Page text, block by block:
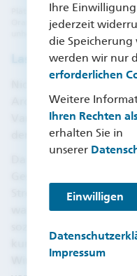
Ihre
jederzeit
die Speicherung
werden wir nur
erforderlichen
Weitere
Ihren Rechten
erhalten Sie in
unserer
Einwilligen
Impressum
Plätzchen gehören einfach zu
Orange, Zimt, Schokolade oder
unheimlich groß.
Last-Minute-
Aromen und Düfte der
Vanille, Orange, Zimt
den weihnachtlichen
Da die
Stress ausarten kann,
wandelbares Rezept
kurzfristig vor
Wir zeigen Ihnen